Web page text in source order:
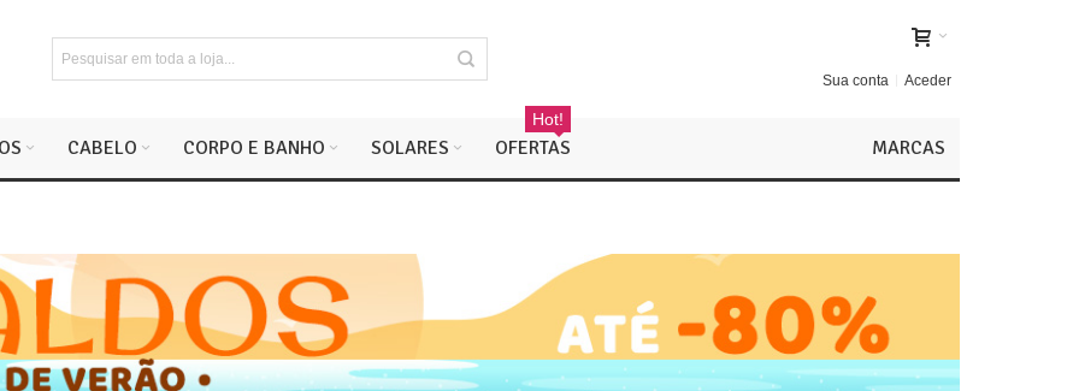
Sua conta Aceder
CABELO CORPO E BANHO SOLARES OFERTAS
Hot!
MARCAS